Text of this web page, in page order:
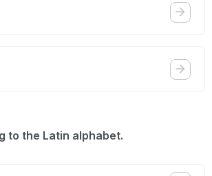
to the Latin alphabet.